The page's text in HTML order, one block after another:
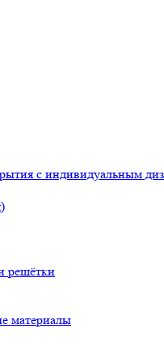
с индивидуальным
решётки
материалы